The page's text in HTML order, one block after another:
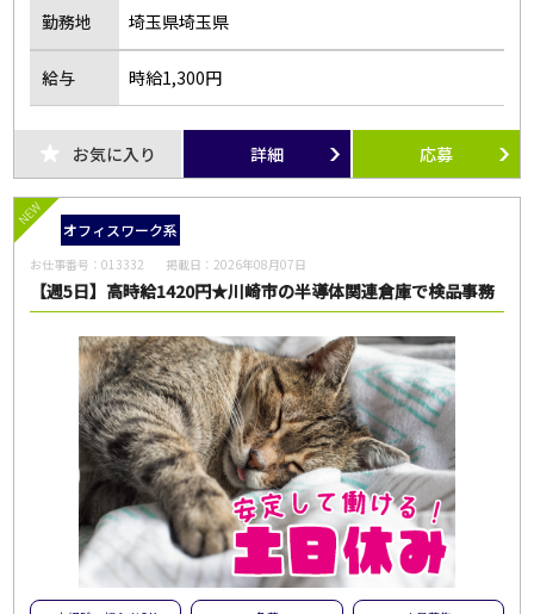
勤務地 埼玉県埼玉県
給与 時給1,300円
お気に入り 詳細 応募
NEW
オフィスワーク系
お仕事番号：013332 掲載日： 2026年08月07日
【週5日】高時給1420円★川崎市の半導体関連倉庫で検品事務